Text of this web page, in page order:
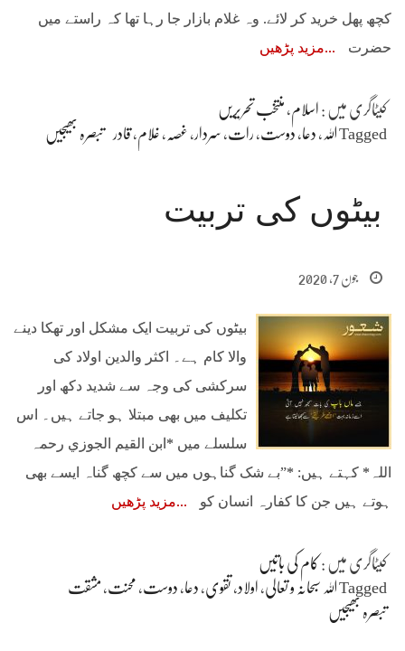
کچھ پھل خرید کر لائے. وہ غلام بازار جا رہا تھا کہ راستے میں
حضرت
مزید پڑھیں
کیٹاگری میں : اسلام ، منتخب تحریریں
Taggedاللہ ، دعا، دوست، رات، سردار ، غصہ ، غلام ،قادر تبصرہ بھیجیں
بیٹوں کی تربیت
جون 7, 2020
بیٹوں کی تربیت ایک مشکل اور تھکا دینے
والا کام ہے۔ اکثر والدین اولاد کی
سرکشی کی وجہ سے شدید دکھ اور
تکلیف میں بھی مبتلا ہو جاتے ہیں۔ اس
سلسلے میں *ابن القیم الجوزي رحمہ
اللہ* کہتے ہیں: *”بے شک گناہوں میں سے کچھ گناہ ایسے بھی
ہوتے ہیں جن کا کفارہ انسان کو
مزید پڑھیں
کیٹاگری میں : کام کی باتیں
Taggedاللہ سبحانہ و تعالی، اولاد، تقوی، دعا، دوست، محنت، مشقت
تبصرہ بھیجیں